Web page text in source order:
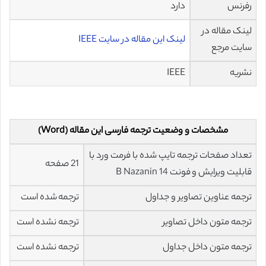
رفرنس
دارد
لینک مقاله در
سایت مرجع
لینک این مقاله در سایت IEEE
نشریه IEEE
مشخصات و وضعیت ترجمه فارسی این مقاله (Word)
تعداد صفحات ترجمه تایپ شده با فرمت ورد با
قابلیت ویرایش و فونت 14 B Nazanin
21 صفحه
ترجمه عناوین تصاویر و جداول
ترجمه شده است
ترجمه متون داخل تصاویر
ترجمه نشده است
ترجمه متون داخل جداول
ترجمه نشده است